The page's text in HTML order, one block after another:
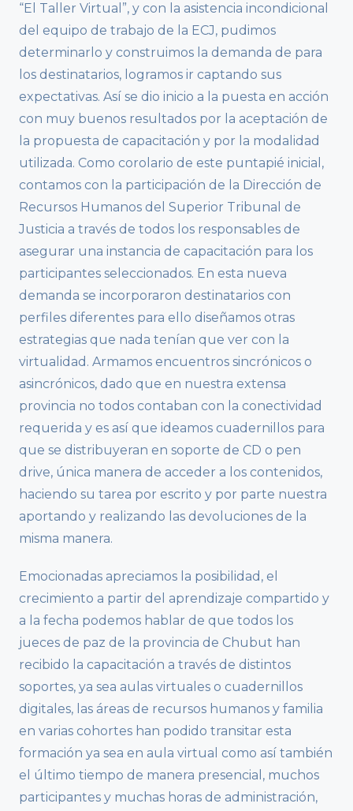
“El Taller Virtual”, y con la asistencia incondicional
del equipo de trabajo de la ECJ, pudimos
determinarlo y construimos la demanda de para
los destinatarios, logramos ir captando sus
expectativas. Así se dio inicio a la puesta en acción
con muy buenos resultados por la aceptación de
la propuesta de capacitación y por la modalidad
utilizada. Como corolario de este puntapié inicial,
contamos con la participación de la Dirección de
Recursos Humanos del Superior Tribunal de
Justicia a través de todos los responsables de
asegurar una instancia de capacitación para los
participantes seleccionados. En esta nueva
demanda se incorporaron destinatarios con
perfiles diferentes para ello diseñamos otras
estrategias que nada tenían que ver con la
virtualidad. Armamos encuentros sincrónicos o
asincrónicos, dado que en nuestra extensa
provincia no todos contaban con la conectividad
requerida y es así que ideamos cuadernillos para
que se distribuyeran en soporte de CD o pen
drive, única manera de acceder a los contenidos,
haciendo su tarea por escrito y por parte nuestra
aportando y realizando las devoluciones de la
misma manera.
Emocionadas apreciamos la posibilidad, el
crecimiento a partir del aprendizaje compartido y
a la fecha podemos hablar de que todos los
jueces de paz de la provincia de Chubut han
recibido la capacitación a través de distintos
soportes, ya sea aulas virtuales o cuadernillos
digitales, las áreas de recursos humanos y familia
en varias cohortes han podido transitar esta
formación ya sea en aula virtual como así también
el último tiempo de manera presencial, muchos
participantes y muchas horas de administración,